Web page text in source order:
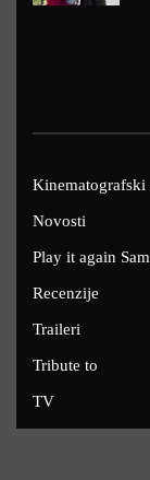
Kinematografski
Novosti
Play it again Sam
Recenzije
Traileri
Tribute to
TV